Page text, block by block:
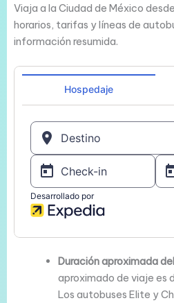
Viaja a la Ciudad de México
horarios, tarifas y líneas de
información resumida.
Duración aproximada
aproximado de viaje es
Los autobuses Elite y